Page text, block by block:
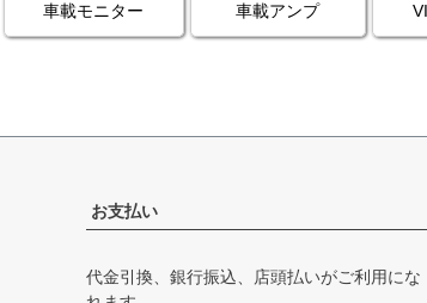
車載モニター 車載アンプ
お支払い
代金引換、銀行振込、店頭払いがご利用にな